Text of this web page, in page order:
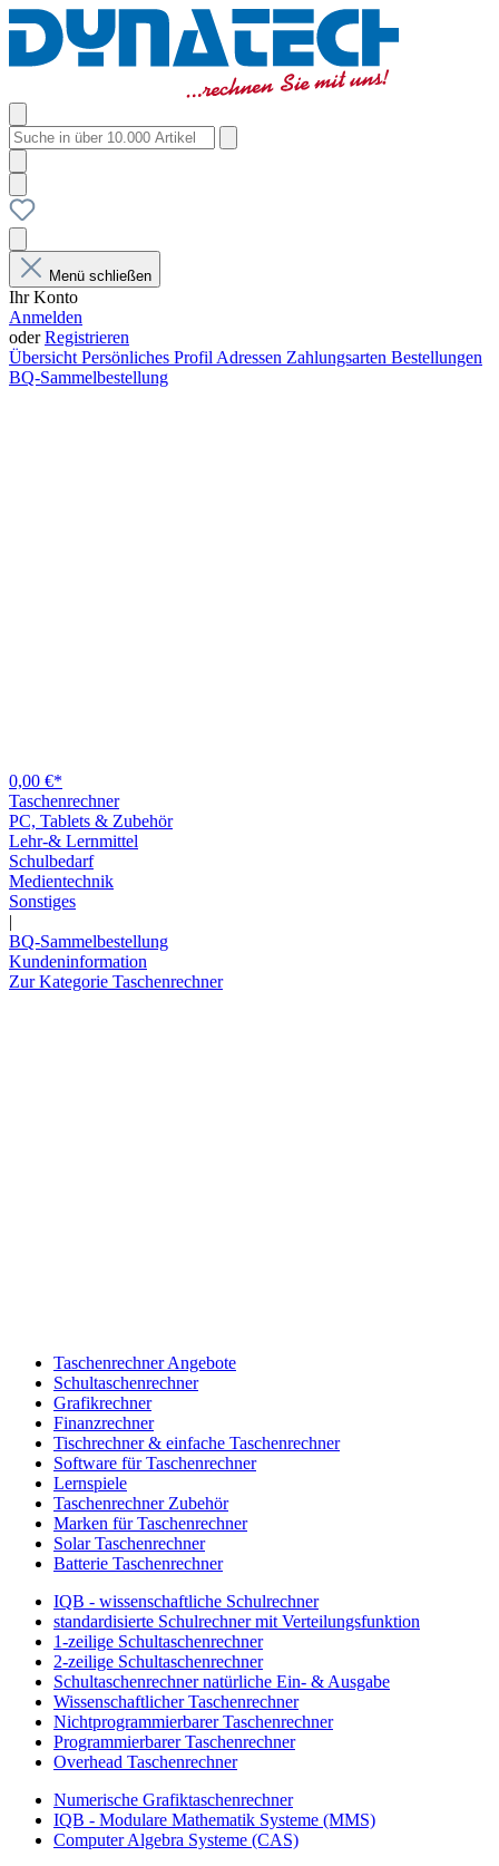
Menü schließen
Ihr Konto
Anmelden
oderRegistrieren
Übersicht Persönliches Profil Adressen Zahlungsarten Bestellungen
BQ-Sammelbestellung
0,00 €*
Taschenrechner
PC, Tablets & Zubehör
Lehr-& Lernmittel
Schulbedarf
Medientechnik
Sonstiges
|
BQ-Sammelbestellung
Kundeninformation
Zur Kategorie Taschenrechner
Taschenrechner Angebote
Schultaschenrechner
Grafikrechner
Finanzrechner
Tischrechner & einfache Taschenrechner
Software für Taschenrechner
Lernspiele
Taschenrechner Zubehör
Marken für Taschenrechner
Solar Taschenrechner
Batterie Taschenrechner
IQB - wissenschaftliche Schulrechner
standardisierte Schulrechner mit Verteilungsfunktion
1-zeilige Schultaschenrechner
2-zeilige Schultaschenrechner
Schultaschenrechner natürliche Ein- & Ausgabe
Wissenschaftlicher Taschenrechner
Nichtprogrammierbarer Taschenrechner
Programmierbarer Taschenrechner
Overhead Taschenrechner
Numerische Grafiktaschenrechner
IQB - Modulare Mathematik Systeme (MMS)
Computer Algebra Systeme (CAS)